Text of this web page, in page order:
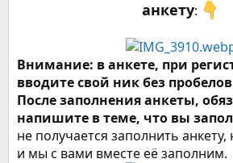
анкету:
Внимание: в анкете, при
вводите свой ник без
После заполнения анкеты,
напишите в теме, что вы
не получается заполнить
и мы с вами вместе её заполним.